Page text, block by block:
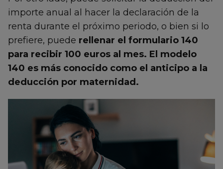
importe anual al hacer la declaración de la
renta durante el próximo periodo, o bien si lo
prefiere, puede rellenar el formulario 140
para recibir 100 euros al mes. El modelo
140 es más conocido como el anticipo a la
deducción por maternidad.